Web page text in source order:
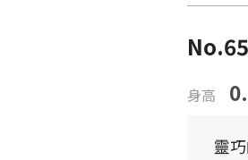
身高
靈